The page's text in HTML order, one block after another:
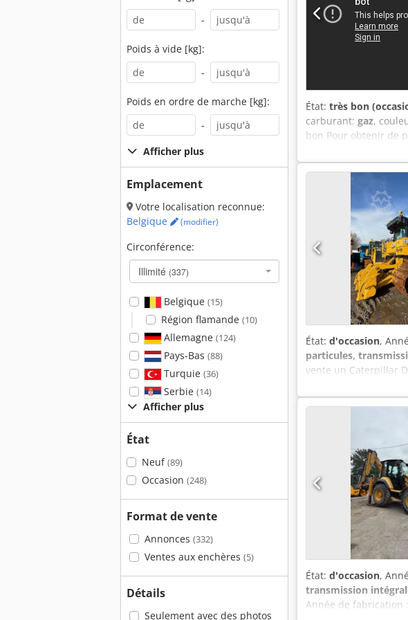
-
Poids à vide [kg]:
-
Poids en ordre de marche [kg]:
-
Afficher plus
Emplacement
Votre localisation reconnue:
Belgique
(modifier)
Circonférence:
Illimité (337)
Belgique (15)
Région flamande (10)
Allemagne (124)
Pays-Bas (88)
Turquie (36)
Serbie (14)
Afficher plus
État
Neuf(89)
Occasion (248)
Format de vente
Annonces (332)
Ventes aux enchères (5)
Détails
Seulement avec des photos
main est
État: très bon
carburant: gaz,
bon Pour obtenir de
État: d'occasion,
particules,
vente un Caterpillar
prête à travailler
fonctionnement :
Dwedpfx Afjzr Tq
pour une faible
pour un travail
État : La machine
technique connu.
terrain et bien
vous possible *
État: d'occasion,
transmission
Année de fabrication